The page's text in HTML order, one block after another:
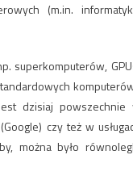
(m.in.
superkomputerów,
dzisiaj powszechnie
czy też w
można było